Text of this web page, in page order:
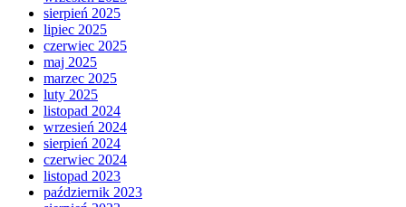
sierpień 2025
lipiec 2025
czerwiec 2025
maj 2025
marzec 2025
luty 2025
listopad 2024
wrzesień 2024
sierpień 2024
czerwiec 2024
listopad 2023
październik 2023